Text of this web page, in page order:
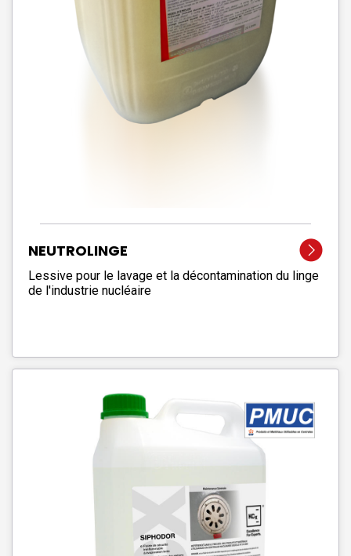
NEUTROLINGE
Lessive pour le lavage et la décontamination du linge
de l'industrie nucléaire